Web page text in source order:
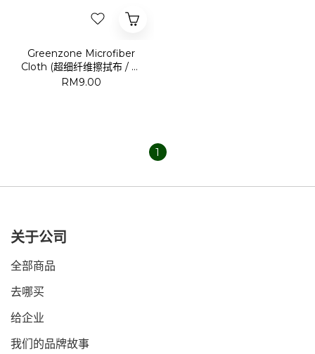
Greenzone Microfiber
Cloth (超细纤维擦拭布 / 不
脱落纤维清洁巾)
RM9.00
1
关于公司
全部商品
去哪买
给企业
我们的品牌故事